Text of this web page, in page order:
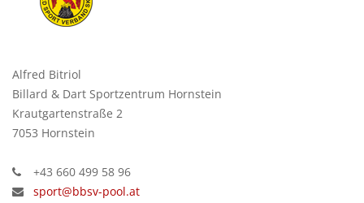
Alfred Bitriol
Billard & Dart Sportzentrum Hornstein
Krautgartenstraße 2
7053 Hornstein
+43 660 499 58 96
sport@bbsv-pool.at